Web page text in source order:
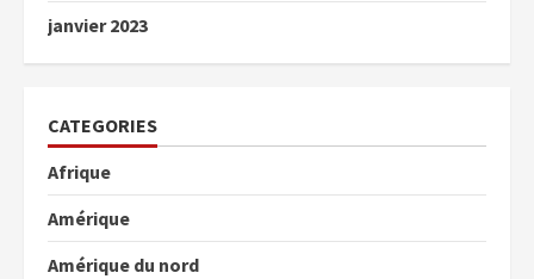
janvier 2023
CATEGORIES
Afrique
Amérique
Amérique du nord